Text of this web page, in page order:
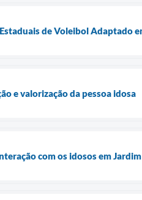
de Voleibol Adaptado
e valorização da pessoa idosa
com os idosos em Jardim